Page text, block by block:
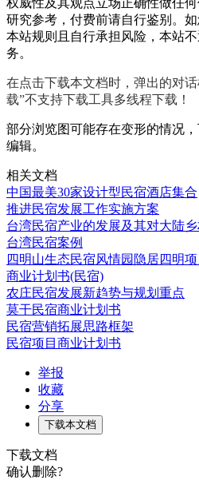
研究参考，付费前请自行鉴别。
本站规则且自行承担风险，本站
务。
在点击下载本文档时，弹出的对
载”不支持下载工具多线程下载！
部分浏览图可能存在变形的情况
编辑。
相关文档
中国最美30家设计型民宿酒店集合
推进民宿发展工作实施方案
台湾民宿产业的发展及其对大陆
台湾民宿案例
四明山生态民宿风情园隐居四明
商业计划书(民宿)
农庄民宿发展新趋势与规划重点
莫干民宿商业计划书
民宿营销拓展思路框架
民宿项目商业计划书
举报
收藏
分享
下载本文档
下载文档
确认删除?